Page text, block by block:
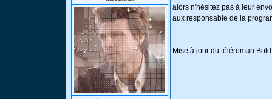
alors n'hésitez pas à leur
aux responsable de la
Mise à jour du téléroman